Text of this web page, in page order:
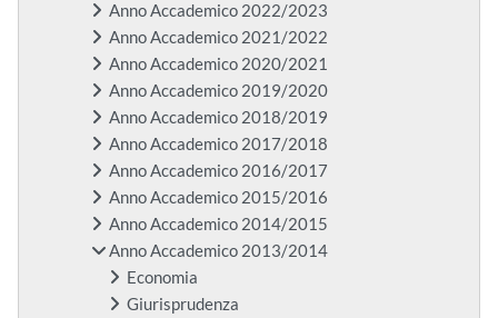
Anno Accademico 2022/2023
Anno Accademico 2021/2022
Anno Accademico 2020/2021
Anno Accademico 2019/2020
Anno Accademico 2018/2019
Anno Accademico 2017/2018
Anno Accademico 2016/2017
Anno Accademico 2015/2016
Anno Accademico 2014/2015
Anno Accademico 2013/2014
Economia
Giurisprudenza